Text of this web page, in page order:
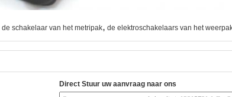
de schakelaar van het metripak, de elektroschakelaars van het
Direct Stuur uw aanvraag naar ons